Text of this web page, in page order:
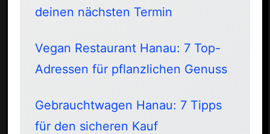
deinen nächsten Termin
Vegan Restaurant Hanau: 7 Top-
Adressen für pflanzlichen Genuss
Gebrauchtwagen Hanau: 7 Tipps
für den sicheren Kauf